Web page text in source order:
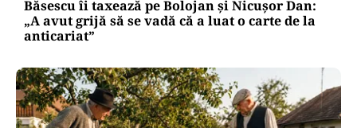
Băsescu îi taxează pe Bolojan și Nicușor Dan:
„A avut grijă să se vadă că a luat o carte de la
anticariat”